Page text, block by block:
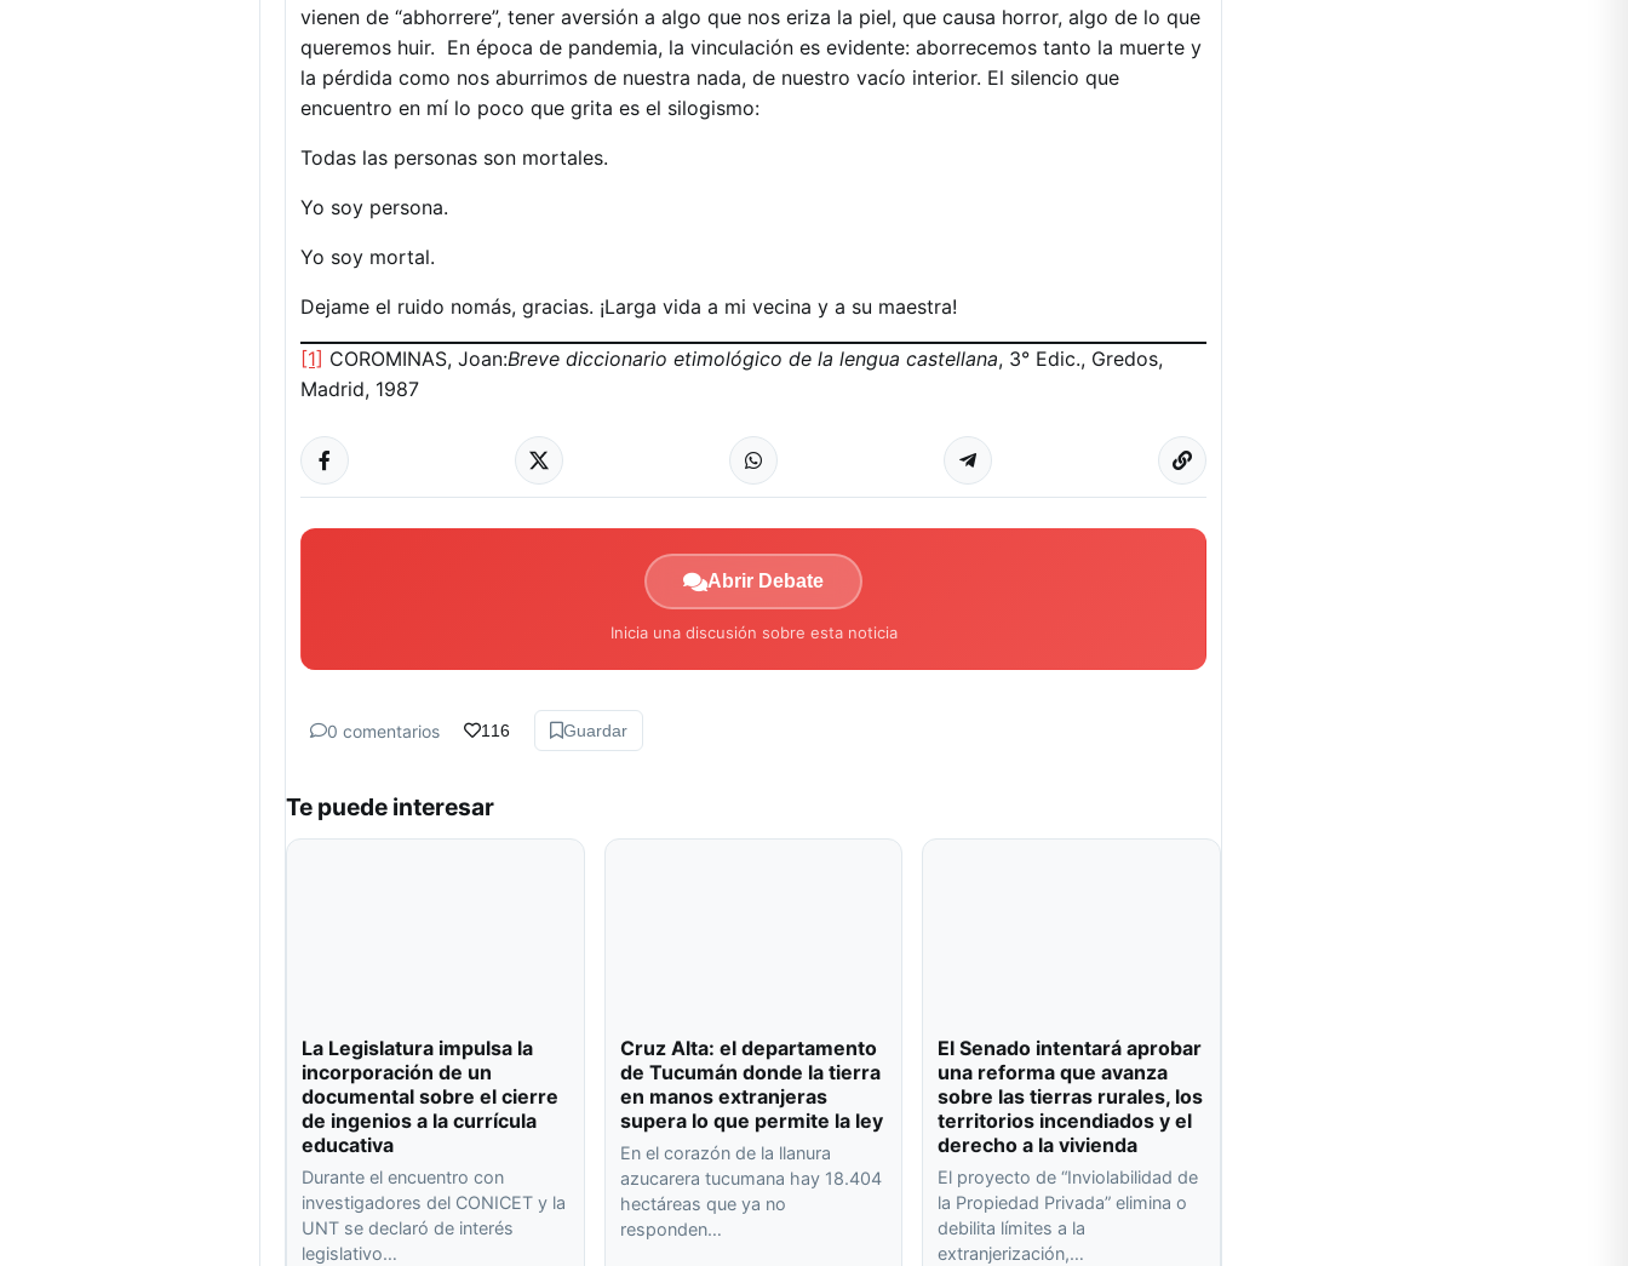
vienen de “abhorrere”, tener aversión a algo que nos eriza la piel, que causa horror, algo de lo que
queremos huir. En época de pandemia, la vinculación es evidente: aborrecemos tanto la muerte y
la pérdida como nos aburrimos de nuestra nada, de nuestro vacío interior. El silencio que
encuentro en mí lo poco que grita es el silogismo:
Todas las personas son mortales.
Yo soy persona.
Yo soy mortal.
Dejame el ruido nomás, gracias. ¡Larga vida a mi vecina y a su maestra!
[1] COROMINAS, Joan:Breve diccionario etimológico de la lengua castellana, 3° Edic., Gredos,
Madrid, 1987
Abrir Debate
Inicia una discusión sobre esta noticia
0 comentarios 116 Guardar
Te puede interesar
La Legislatura impulsa la
incorporación de un
documental sobre el cierre
de ingenios a la currícula
educativa
Durante el encuentro con
investigadores del CONICET y la
UNT se declaró de interés
legislativo…
Cruz Alta: el departamento
de Tucumán donde la tierra
en manos extranjeras
supera lo que permite la ley
En el corazón de la llanura
azucarera tucumana hay 18.404
hectáreas que ya no
responden…
El Senado intentará aprobar
una reforma que avanza
sobre las tierras rurales, los
territorios incendiados y el
derecho a la vivienda
El proyecto de “Inviolabilidad de
la Propiedad Privada” elimina o
debilita límites a la
extranjerización,…